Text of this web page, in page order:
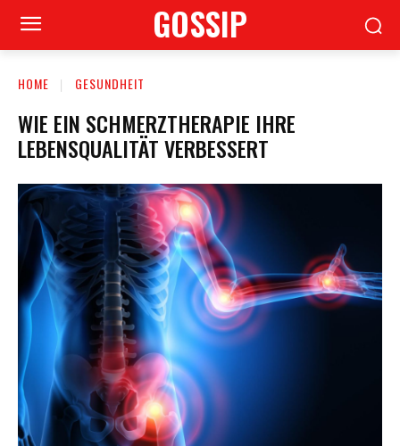
GOSSIP
HOME GESUNDHEIT
WIE EIN SCHMERZTHERAPIE IHRE
LEBENSQUALITÄT VERBESSERT